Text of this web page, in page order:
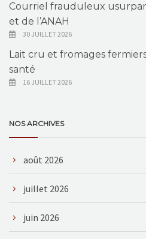
Courriel frauduleux
et de l’ANAH
30 JUILLET 2026
Lait cru et fromages
santé
16 JUILLET 2026
NOS ARCHIVES
août 2026
juillet 2026
juin 2026